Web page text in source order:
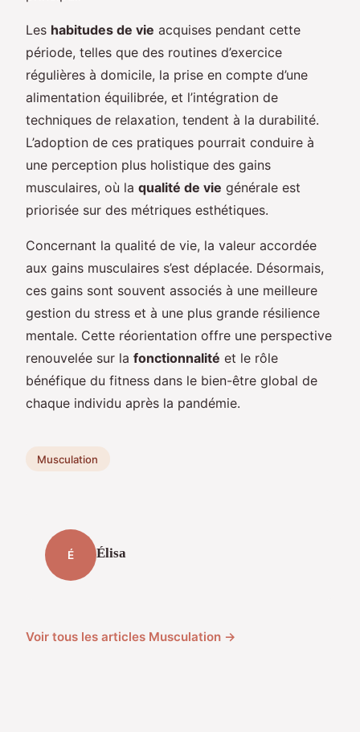
Les habitudes de vie acquises pendant cette
période, telles que des routines d’exercice
régulières à domicile, la prise en compte d’une
alimentation équilibrée, et l’intégration de
techniques de relaxation, tendent à la durabilité.
L’adoption de ces pratiques pourrait conduire à
une perception plus holistique des gains
musculaires, où la qualité de vie générale est
priorisée sur des métriques esthétiques.
Concernant la qualité de vie, la valeur accordée
aux gains musculaires s’est déplacée. Désormais,
ces gains sont souvent associés à une meilleure
gestion du stress et à une plus grande résilience
mentale. Cette réorientation offre une perspective
renouvelée sur la fonctionnalité et le rôle
bénéfique du fitness dans le bien-être global de
chaque individu après la pandémie.
Musculation
É Élisa
Voir tous les articles Musculation →